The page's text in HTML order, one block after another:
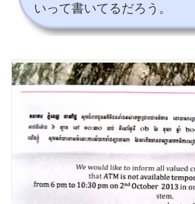
いって書いてるだろう。